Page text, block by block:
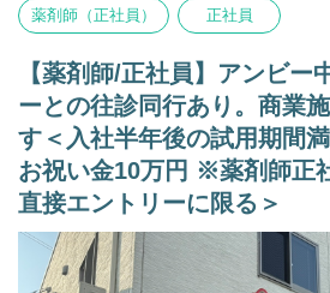
総合科目の応需があり、かつ枚数も多い
下川薬局で一番機器設備が充実している
【その他の補足事項】
1) 従事すべき業務の変更の範囲
変更なし
2) 就業場所の変更の範囲
正社員は全店。ただし、双方の合意のも
薬剤師（正社員） 正社員
【薬剤師/正社員】アンビ
ーとの往診同行あり。商業
す＜入社半年後の試用期間
お祝い金10万円 ※薬剤師正
直接エントリーに限る＞